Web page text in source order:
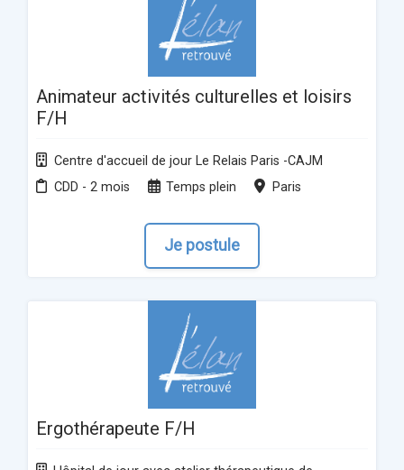
Animateur activités culturelles et loisirs
F/H
Centre d'accueil de jour Le Relais Paris -CAJM
CDD - 2 mois
Temps plein Paris
Je postule
Ergothérapeute F/H